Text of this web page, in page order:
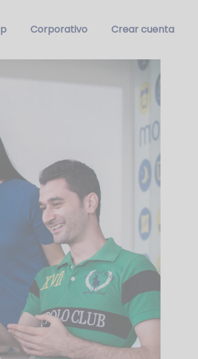
Corporativo Crear cuenta